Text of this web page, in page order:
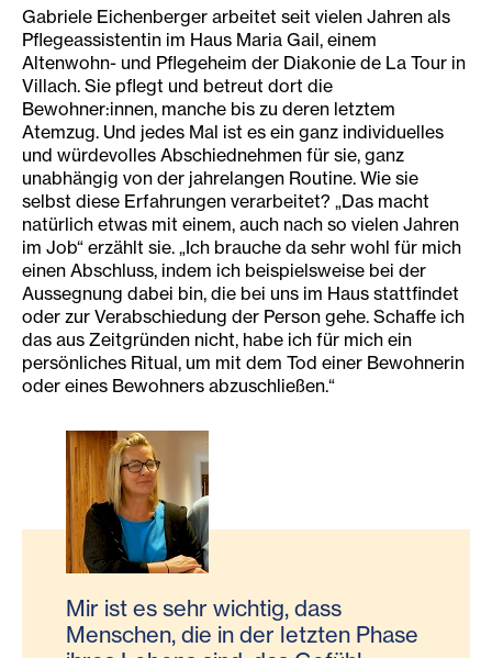
Gabriele Eichenberger arbeitet seit vielen Jahren als
Pflegeassistentin im Haus Maria Gail, einem
Altenwohn- und Pflegeheim der Diakonie de La Tour in
Villach. Sie pflegt und betreut dort die
Bewohner:innen, manche bis zu deren letztem
Atemzug. Und jedes Mal ist es ein ganz individuelles
und würdevolles Abschiednehmen für sie, ganz
unabhängig von der jahrelangen Routine. Wie sie
selbst diese Erfahrungen verarbeitet? „Das macht
natürlich etwas mit einem, auch nach so vielen Jahren
im Job“ erzählt sie. „Ich brauche da sehr wohl für mich
einen Abschluss, indem ich beispielsweise bei der
Aussegnung dabei bin, die bei uns im Haus stattfindet
oder zur Verabschiedung der Person gehe. Schaffe ich
das aus Zeitgründen nicht, habe ich für mich ein
persönliches Ritual, um mit dem Tod einer Bewohnerin
oder eines Bewohners abzuschließen.“
Mir ist es sehr wichtig, dass
Menschen, die in der letzten Phase